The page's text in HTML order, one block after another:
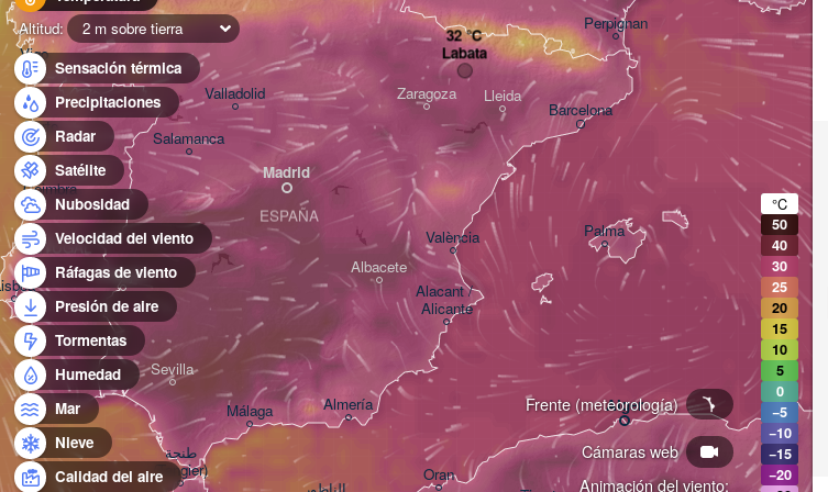
Altitud:
2 m sobre tierra
Sensación térmica
Precipitaciones
Radar
Satélite
Nubosidad
Velocidad del viento
Ráfagas de viento
Presión de aire
Tormentas
Humedad
Mar
Nieve
Calidad del aire
Animación del viento:
Cámaras web
Frente (meteorología)
Zaragoza
Vigo
Valladolid
Porto
Madrid
València
طنجة
(Tangier)
Oran
Sevilla
Málaga
Coimbra
Badajoz Albacete
Almería
Salamanca
Alacant /
Alicante
ESPAÑA
PORTUGAL
Barcelona
Perpignan
Lleida
Alger
Palma
Labata
°C
50
40
30
25
20
15
10
5
0
−5
−10
−15
−20